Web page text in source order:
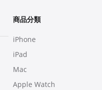
商品分類
iPhone
iPad
Mac
Apple Watch